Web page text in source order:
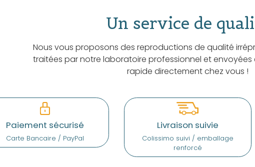
Un service de
Nous vous proposons des reproductions de qualité
traitées par notre laboratoire professionnel et
rapide directement chez vous !
Paiement sécurisé
Carte Bancaire / PayPal
Livraison suivie
Colissimo suivi / emballage
renforcé